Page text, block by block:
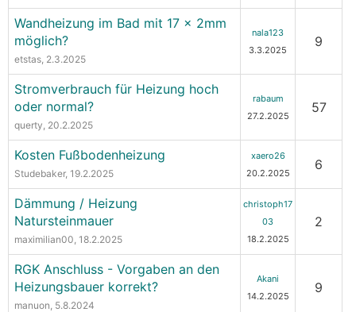
Wandheizung im Bad mit 17 x 2mm
möglich?
etstas, 2.3.2025
nala123
3.3.2025
9
Stromverbrauch für Heizung hoch
oder normal?
querty, 20.2.2025
rabaum
27.2.2025
57
Kosten Fußbodenheizung
Studebaker, 19.2.2025
xaero26
20.2.2025
6
Dämmung / Heizung
Natursteinmauer
maximilian00, 18.2.2025
christoph17
03
18.2.2025
2
RGK Anschluss - Vorgaben an den
Heizungsbauer korrekt?
manuon, 5.8.2024
Akani
14.2.2025
9